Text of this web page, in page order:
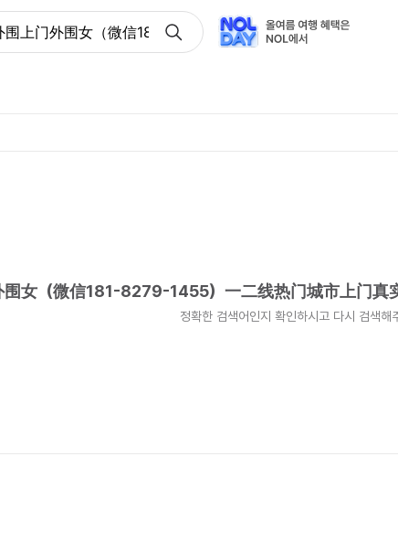
上门外围女（微信181-8279-1455）一二线热门城市上门
女（微信181-8279-1455）一二线热门城市上门真
정확한 검색어인지 확인하시고 다시 검색해